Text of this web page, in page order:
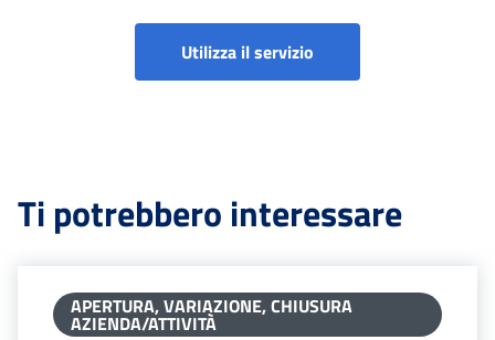
Utilizza il servizio
Ti potrebbero interessare
APERTURA, VARIAZIONE, CHIUSURA
AZIENDA/ATTIVITÀ